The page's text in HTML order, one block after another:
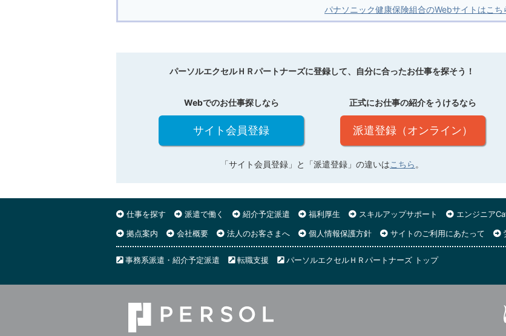
パナソニック健康保険組合のWebサイトはこち
パーソルエクセルＨＲパートナーズに登録して、自分に合ったお仕事を探そう！
Webでのお仕事探しなら
サイト会員登録
正式にお仕事の紹介をうけるなら
派遣登録（オンライン）
「サイト会員登録」と「派遣登録」の違いはこちら 。
仕事を探す 派遣で働く 紹介予定派遣 福利厚生 スキルアップサポート エンジニア
拠点案内
会社概要 法人のお客さまへ 個人情報保護方針 サイトのご利用にあたって
事務系派遣・紹介予定派遣 転職支援 パーソルエクセルＨＲパートナーズ トップ